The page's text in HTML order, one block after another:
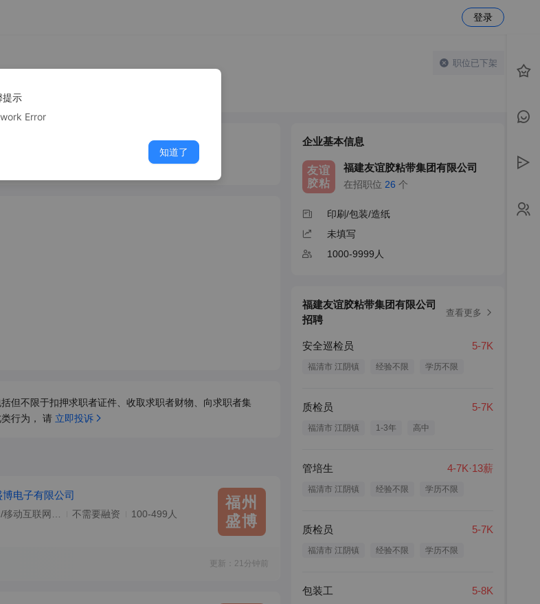
登录
职位已下架
但不限于扣押求职者证件、收取求职者财物、向求职者集
行为， 请 立即投诉
电子有限公司
不需要融资 100-499人
福州
盛博
更新：21分钟前
企业基本信息
友谊
胶粘
福建友谊胶粘带集团有限公司
在招职位 26 个
印刷/包装/造纸
未填写
1000-9999人
福建友谊胶粘带集团有限公司
招聘
查看更多
安全巡检员 5-7K
福清市 江阴镇 经验不限 学历不限
质检员 5-7K
福清市 江阴镇 1-3年 高中
管培生 4-7K·13薪
福清市 江阴镇 经验不限 学历不限
质检员 5-7K
福清市 江阴镇 经验不限 学历不限
包装工 5-8K
提示
Error
知道了